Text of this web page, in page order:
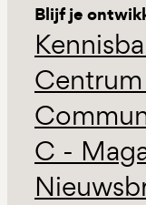
Blijf je
C -